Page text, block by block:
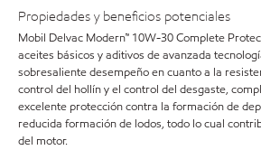
Propiedades y beneficios potenciales
Mobil Delvac Modern™ 10W-30 Complete
aceites básicos y aditivos de avanzada
sobresaliente desempeño en cuanto a la
control del hollín y el control del desgaste,
excelente protección contra la formación de
reducida formación de lodos, todo lo cual
del motor.